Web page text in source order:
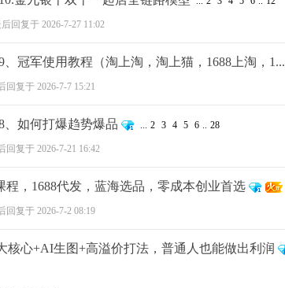
回复于 2026-7-27 11:02
冠军使用教程（淘上淘，淘上猫，1688上淘，1...
回复于 2026-7-7 15:21
、如何打爆趋势爆品 ... 2 3 4 5 6 .. 28
回复于 2026-7-21 16:42
程，1688代发，蓝海选品，零成本创业首选
回复于 2026-7-2 08:19
核心+AI生图+高溢价打法，普通人也能做出利润